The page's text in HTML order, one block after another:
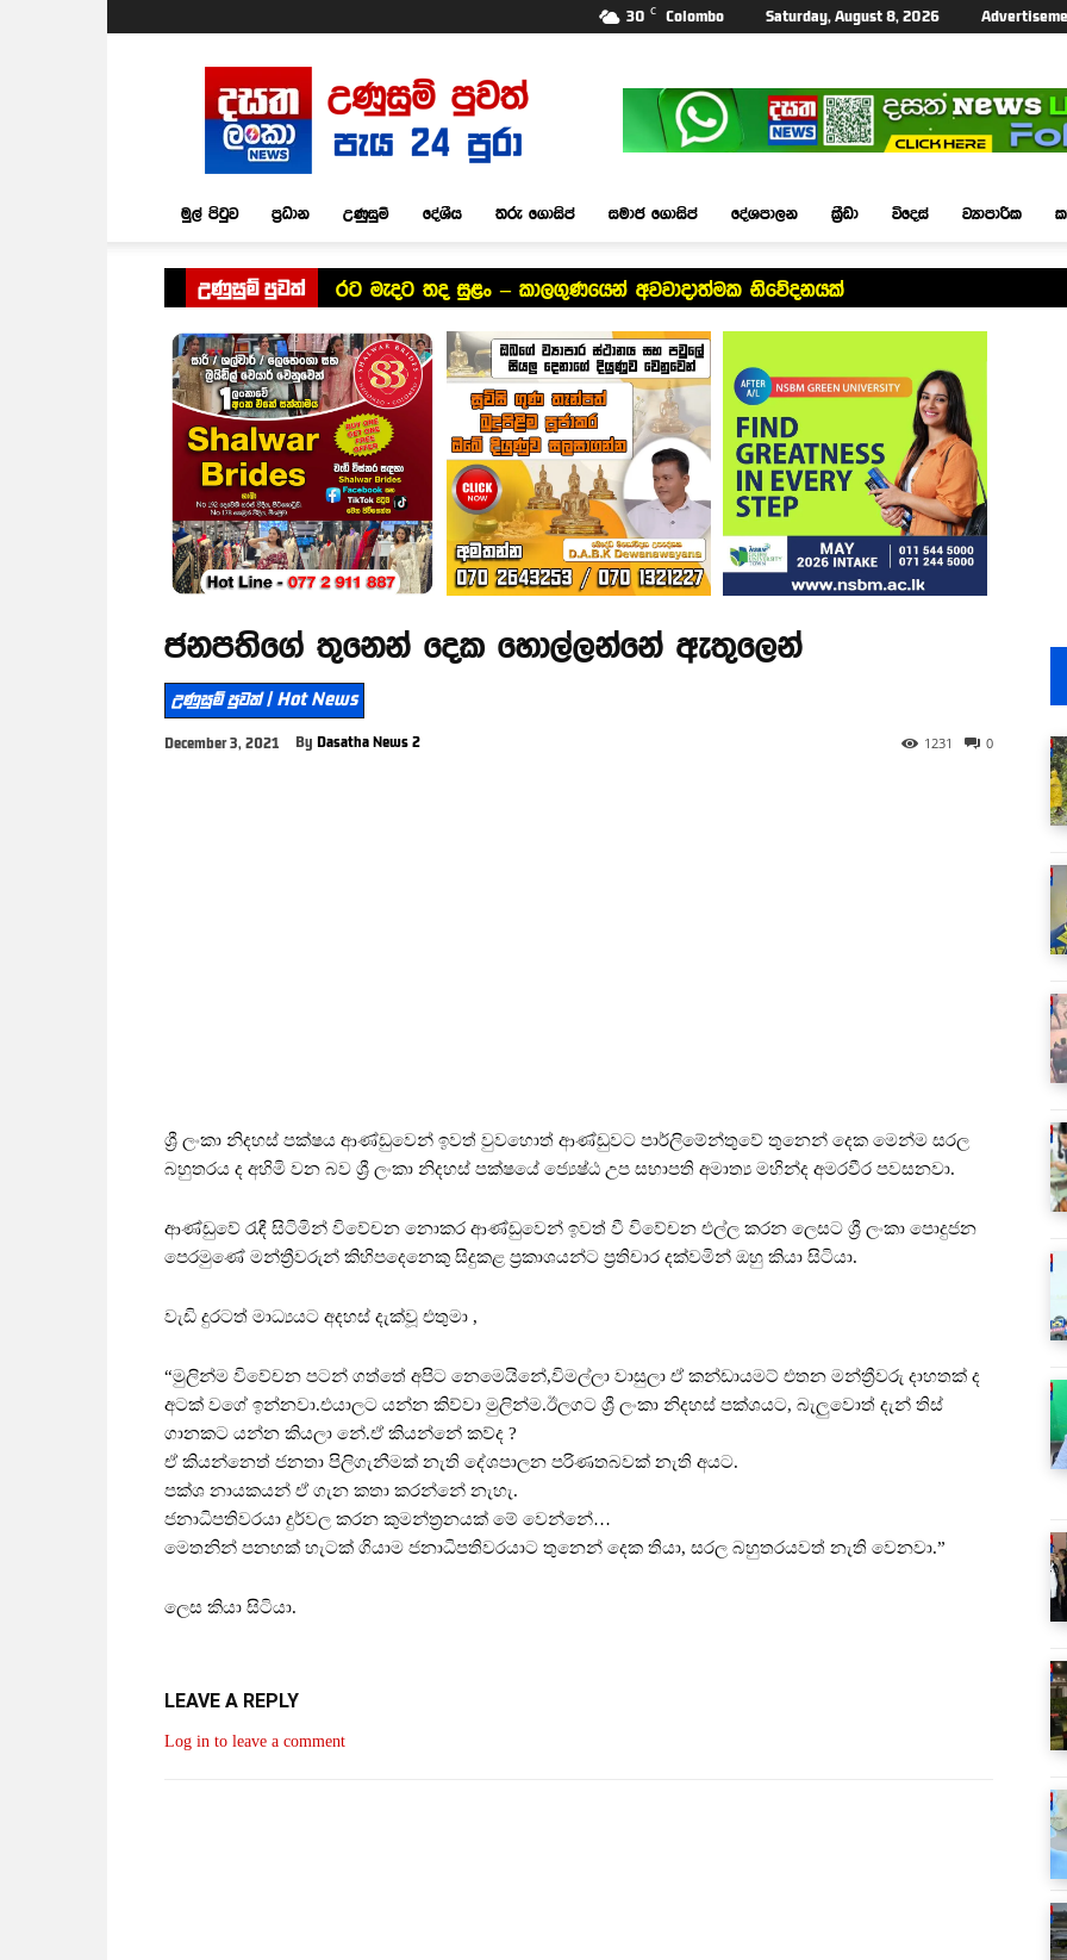
30 C Colombo Saturday, August 8, 2026
Dasatha
Lanka
News
මුල් පිටුව ප්‍රධාන උණුසුම් දේශීය තරු ගොසිප් සමාජ ගොසිප් දේශපාලන ක්‍රීඩා විදෙස් ව්‍යාපාරික
උණුසුම් පුවත් රට මැදට තද සුළං – කාලගුණයෙන් අවවාදාත්මක නිවේදනයක්
ජනපතිගේ තුනෙන් දෙක හොල්ලන්නේ ඇතුලෙන්
උණුසුම් පුවත් | Hot News
December 3, 2021 By Dasatha News 2 0
1231
ශ්‍රී ලංකා නිදහස් පක්ෂය ආණ්ඩුවෙන් ඉවත් වුවහොත් ආණ්ඩුවට පාර්ලිමේන්තුවේ තුනෙන් දෙක මෙන්ම සරල
බහුතරය ද අහිමි වන බව ශ්‍රී ලංකා නිදහස් පක්ෂයේ ජ්‍යෙෂ්ඨ උප සභාපති අමාත්‍ය මහින්ද අමරවීර පවසනවා.
ආණ්ඩුවේ රැඳී සිටිමින් විවේචන නොකර ආණ්ඩුවෙන් ඉවත් වී විවේචන එල්ල කරන ලෙසට ශ්‍රී ලංකා පොදුජන
පෙරමුණේ මන්ත්‍රීවරුන් කිහිපදෙනෙකු සිදුකළ ප්‍රකාශයන්ට ප්‍රතිචාර දක්වමින් ඔහු කියා සිටියා.
වැඩි දුරටත් මාධ්‍යයට අදහස් දැක්වූ එතුමා ,
“මුලින්ම විවේචන පටන් ගත්තේ අපිට නෙමෙයිනේ,විමල්ලා වාසුලා ඒ කන්ඩායමට් එතන මන්ත්‍රීවරු දාහතක් ද
අටක් වගේ ඉන්නවා.එයාලට යන්න කිව්වා මුලින්ම.ඊලගට ශ්‍රී ලංකා නිදහස් පක්ශයට, බැලුවොත් දැන් තිස්
ගානකට යන්න කියලා නේ.ඒ කියන්නේ කව්ද ?
ඒ කියන්නෙත් ජනතා පිලිගැනීමක් නැති දේශපාලන පරිණතබවක් නැති අයට.
පක්ශ නායකයන් ඒ ගැන කතා කරන්නේ නැහැ.
ජනාධිපතිවරයා දුර්වල කරන කුමන්ත්‍රනයක් මේ වෙන්නේ…
මෙතනින් පනහක් හැටක් ගියාම ජනාධිපතිවරයාට තුනෙන් දෙක තියා, සරල බහුතරයවත් නැති වෙනවා.”
ලෙස කියා සිටියා.
LEAVE A REPLY
Log in to leave a comment